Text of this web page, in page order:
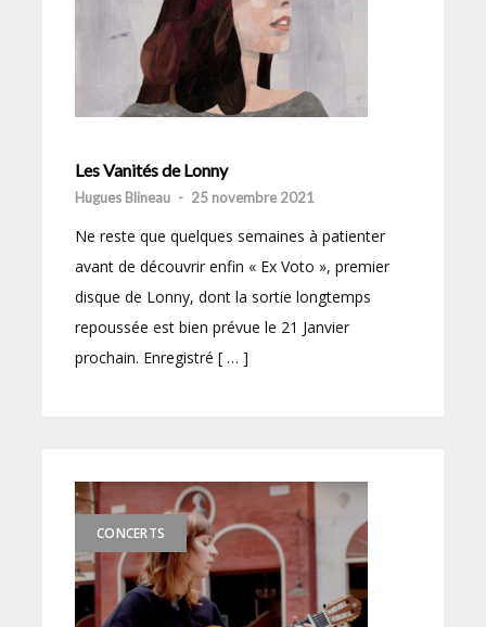
Les Vanités de Lonny
Hugues Blineau - 25 novembre 2021
Ne reste que quelques semaines à patienter
avant de découvrir enfin « Ex Voto », premier
disque de Lonny, dont la sortie longtemps
repoussée est bien prévue le 21 Janvier
prochain. Enregistré [ … ]
CONCERTS